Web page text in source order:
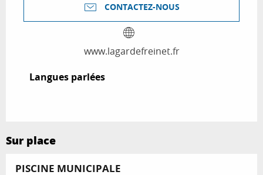
CONTACTEZ-NOUS
www.lagardefreinet.fr
Langues parlées
Langues parlées
Sur place
PISCINE MUNICIPALE